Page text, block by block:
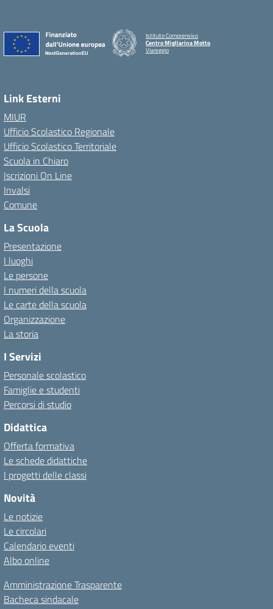
Istituto Comprensivo
Centro Migliarina Motto
Viareggio
Link Esterni
MIUR
Ufficio Scolastico Regionale
Ufficio Scolastico Territoriale
Scuola in Chiaro
Iscrizioni On Line
Invalsi
Comune
La Scuola
Presentazione
I luoghi
Le persone
I numeri della scuola
Le carte della scuola
Organizzazione
La storia
I Servizi
Personale scolastico
Famiglie e studenti
Percorsi di studio
Didattica
Offerta formativa
Le schede didattiche
I progetti delle classi
Novità
Le notizie
Le circolari
Calendario eventi
Albo online
Amministrazione Trasparente
Bacheca sindacale